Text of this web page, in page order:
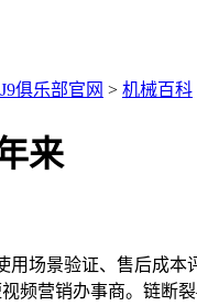
俱乐部官网 > 机械百科
来
景验证、售后成本
频营销办事商。链